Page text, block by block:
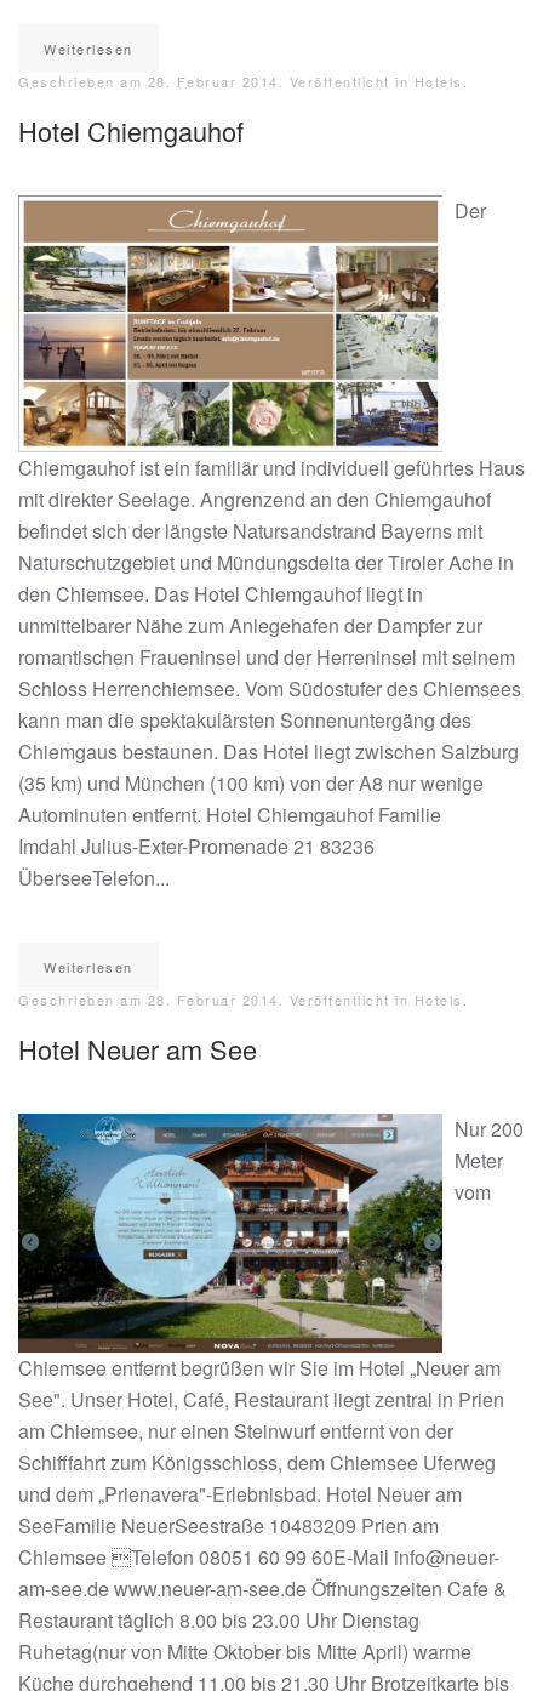
Weiterlesen
Geschrieben am 28. Februar 2014 . Veröffentlicht in Hotels
Hotel Chiemgauhof
Der
Chiemgauhof ist ein familiär und individuell geführtes Haus
mit direkter Seelage. Angrenzend an den Chiemgauhof
befindet sich der längste Natursandstrand Bayerns mit
Naturschutzgebiet und Mündungsdelta der Tiroler Ache in
den Chiemsee. Das Hotel Chiemgauhof liegt in
unmittelbarer Nähe zum Anlegehafen der Dampfer zur
romantischen Fraueninsel und der Herreninsel mit seinem
Schloss Herrenchiemsee. Vom Südostufer des Chiemsees
kann man die spektakulärsten Sonnenuntergäng des
Chiemgaus bestaunen. Das Hotel liegt zwischen Salzburg
(35 km) und München (100 km) von der A8 nur wenige
Autominuten entfernt. Hotel Chiemgauhof Familie
Imdahl Julius-Exter-Promenade 21 83236
ÜberseeTelefon...
Weiterlesen
Geschrieben am 28. Februar 2014. Veröffentlicht in Hotels .
Hotel Neuer am See
Nur 200
Meter
vom
Chiemsee entfernt begrüßen wir Sie im Hotel „Neuer am
See". Unser Hotel, Café, Restaurant liegt zentral in Prien
am Chiemsee, nur einen Steinwurf entfernt von der
Schifffahrt zum Königsschloss, dem Chiemsee Uferweg
und dem „Prienavera"-Erlebnisbad. Hotel Neuer am
SeeFamilie NeuerSeestraße 10483209 Prien am
Chiemsee Telefon 08051 60 99 60E-Mail info@neuer-
am-see.de www.neuer-am-see.de Öffnungszeiten Cafe &
Restaurant täglich 8.00 bis 23.00 Uhr Dienstag
Ruhetag(nur von Mitte Oktober bis Mitte April) warme
Küche durchgehend 11.00 bis 21.30 Uhr Brotzeitkarte bis